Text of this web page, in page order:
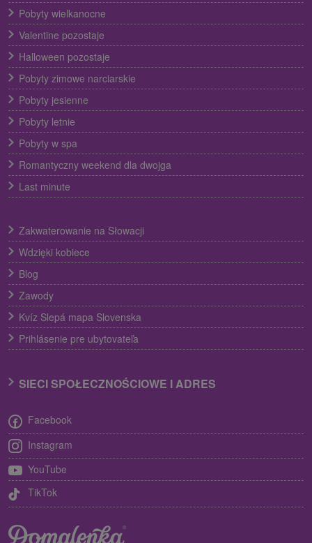
Pobyty wielkanocne
Valentine pozostaje
Halloween pozostaje
Pobyty zimowe narciarskie
Pobyty jesienne
Pobyty letnie
Pobyty w spa
Romantyczny weekend dla dwojga
Last minute
Zakwaterowanie na Słowacji
Wdzięki kobiece
Blog
Zawody
Kvíz Slepá mapa Slovenska
Prihlásenie pre ubytovateľa
SIECI SPOŁECZNOŚCIOWE I ADRES
Facebook
Instagram
YouTube
TikTok